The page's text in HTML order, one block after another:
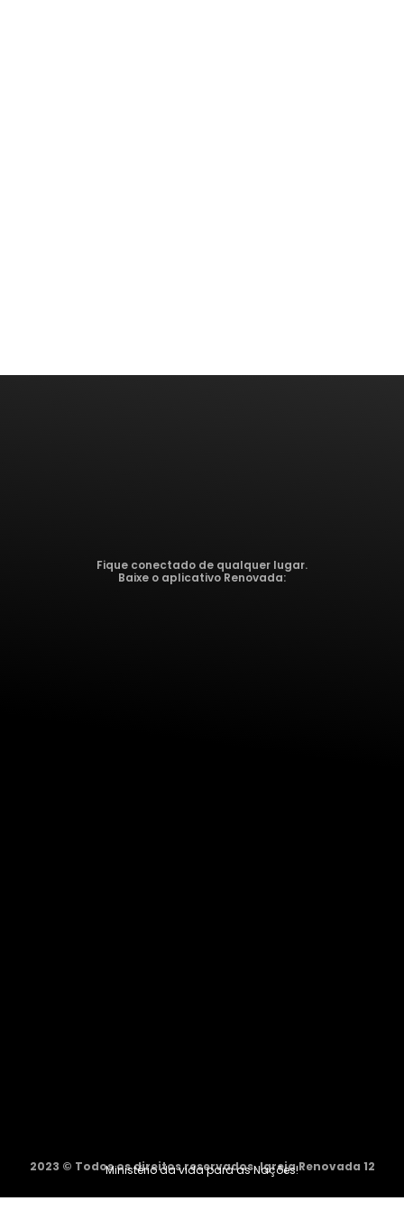
Fique conectado de qualquer lugar.
Baixe o aplicativo Renovada:
2023 © Todos os direitos reservados. Igreja Renovada 12
Ministério da vida para as Nações!